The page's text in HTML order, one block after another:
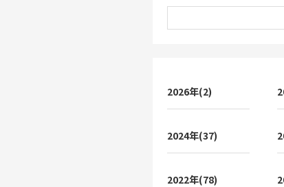
2026年(2)
2024年(37)
2022年(78)